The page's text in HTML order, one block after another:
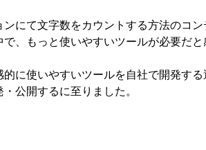
にて文字数をカウントする方法のコ
、もっと使いやすいツールが必要だと
に使いやすいツールを自社で開発す
公開するに至りました。